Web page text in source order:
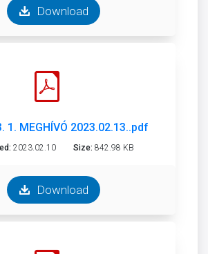
Download
1. MEGHÍVÓ 2023.02.13..pdf
2023.02.10 Size: 842.98 KB
Download